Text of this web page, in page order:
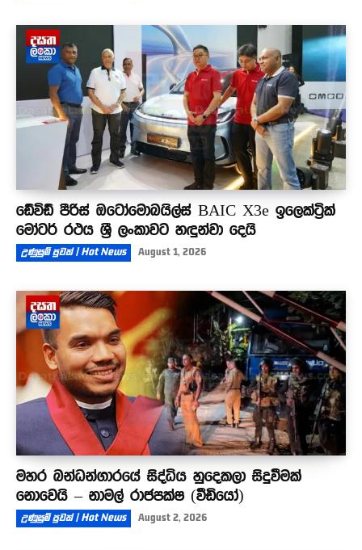
ඩේවිඩ් පීරිස් ඔටෝමොබයිල්ස් BAIC X3e ඉලෙක්ට්‍රික්
මෝටර් රථය ශ්‍රී ලංකාවට හඳුන්වා දෙයි
උණුසුම් පුවත් | Hot News August 1, 2026
මහර බන්ධන්ගාරයේ සිද්ධිය හුදෙකලා සිදුවීමක්
නොවෙයි – නාමල් රාජපක්ෂ (වීඩියෝ)
උණුසුම් පුවත් | Hot News August 2, 2026